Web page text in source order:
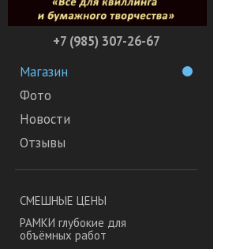
+7 (985) 307-26-67
Магазин
Фото
Новости
Отзывы
СМЕШНЫЕ ЦЕНЫ
РАМКИ глубокие для
объёмных работ